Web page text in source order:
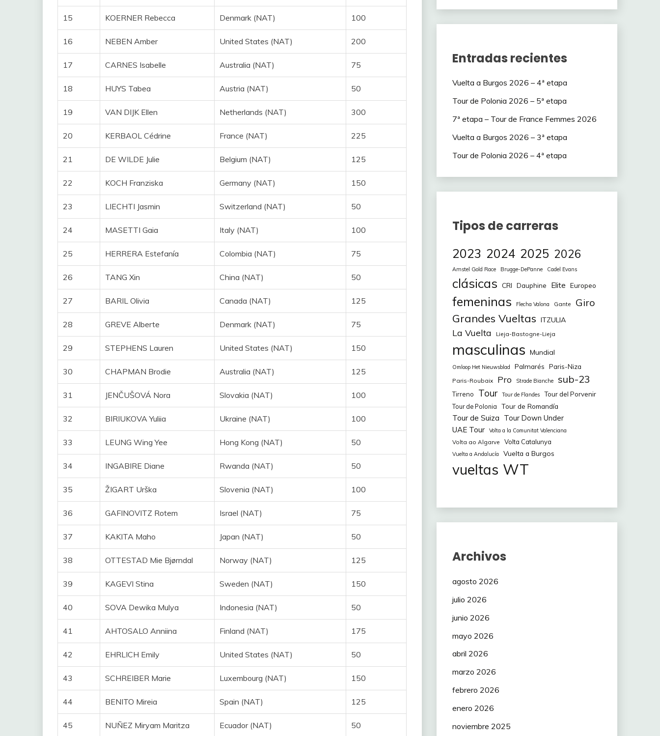
15 KOERNER Rebecca Denmark (NAT) 100
16 NEBEN Amber United States (NAT) 200
17 CARNES Isabelle Australia (NAT) 75
18 HUYS Tabea Austria (NAT) 50
19 VAN DIJK Ellen Netherlands (NAT) 300
20 KERBAOL Cédrine France (NAT) 225
21 DE WILDE Julie Belgium (NAT) 125
22 KOCH Franziska Germany (NAT) 150
23 LIECHTI Jasmin Switzerland (NAT) 50
24 MASETTI Gaia Italy (NAT) 100
25 HERRERA Estefanía Colombia (NAT) 75
26 TANG Xin China (NAT) 50
27 BARIL Olivia Canada (NAT) 125
28 GREVE Alberte Denmark (NAT) 75
29 STEPHENS Lauren United States (NAT) 150
30 CHAPMAN Brodie Australia (NAT) 125
31 JENČUŠOVÁ Nora Slovakia (NAT) 100
32 BIRIUKOVA Yuliia Ukraine (NAT) 100
33 LEUNG Wing Yee Hong Kong (NAT) 50
34 INGABIRE Diane Rwanda (NAT) 50
35 ŽIGART Urška Slovenia (NAT) 100
36 GAFINOVITZ Rotem Israel (NAT) 75
37 KAKITA Maho Japan (NAT) 50
38 OTTESTAD Mie Bjørndal Norway (NAT) 125
39 KAGEVI Stina Sweden (NAT) 150
40 SOVA Dewika Mulya Indonesia (NAT) 50
41 AHTOSALO Anniina Finland (NAT) 175
42 EHRLICH Emily United States (NAT) 50
43 SCHREIBER Marie Luxembourg (NAT) 150
44 BENITO Mireia Spain (NAT) 125
45 NUÑEZ Miryam Maritza Ecuador (NAT) 50
Entradas recientes
Vuelta a Burgos 2026 – 4ª etapa
Tour de Polonia 2026 – 5ª etapa
7ª etapa – Tour de France Femmes 2026
Vuelta a Burgos 2026 – 3ª etapa
Tour de Polonia 2026 – 4ª etapa
Tipos de carreras
2023 2024 2025 2026
Amstel Gold Race Brugge-DePanne Cadel Evans
clásicas CRI Dauphine Elite Europeo
femeninas Flecha Valona Gante Giro
Grandes Vueltas ITZULIA
La Vuelta Lieja-Bastogne-Lieja
masculinas Mundial
Omloop Het Nieuwsblad Palmarés Paris-Niza
Paris-Roubaix Pro Strade Bianche sub-23
Tirreno Tour Tour de Flandes
Tour del Porvenir
Tour de Polonia
Tour de Romandía
Tour de Suiza Tour Down Under
UAE Tour
Volta a la Comunitat Valenciana
Volta ao Algarve Volta Catalunya
Vuelta a Andalucía Vuelta a Burgos
vueltas WT
Archivos
agosto 2026
julio 2026
junio 2026
mayo 2026
abril 2026
marzo 2026
febrero 2026
enero 2026
noviembre 2025